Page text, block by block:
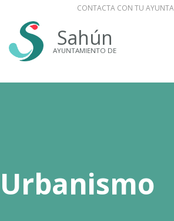
CONTACTA CON TU
Sahún
AYUNTAMIENTO DE
Urbanismo